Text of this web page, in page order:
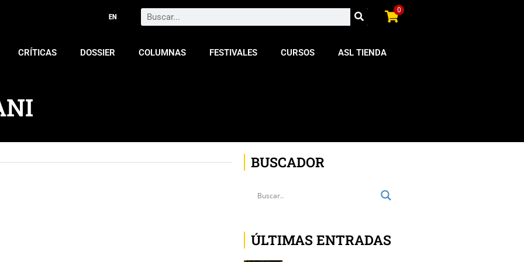
Search 0
CRÍTICAS DOSSIER COLUMNAS FESTIVALES CURSOS ASL TIENDA
BUSCADOR
ÚLTIMAS ENTRADAS